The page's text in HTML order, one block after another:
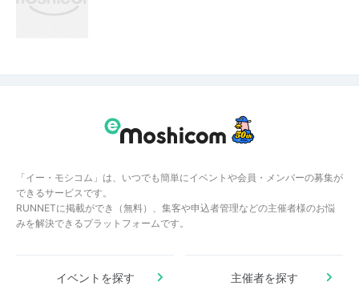
「イー・モシコム」は、いつでも簡単にイベントや会員・メンバーの募集が
できるサービスです。
RUNNETに掲載ができ（無料）、集客や申込者管理などの主催者様のお悩
みを解決できるプラットフォームです。
イベントを探す 主催者を探す